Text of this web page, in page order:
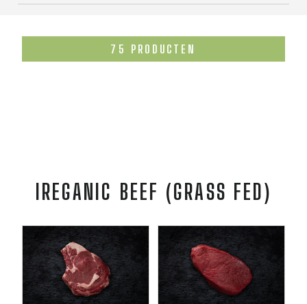
75 PRODUCTEN
IREGANIC BEEF (GRASS FED)